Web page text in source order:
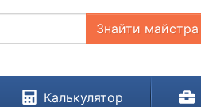
Знайти майстра
Калькулятор